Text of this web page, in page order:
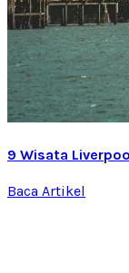
9 Wisata
Baca Artikel